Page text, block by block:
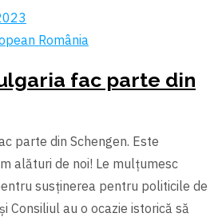
România
fac parte din
parte din Schengen. Este
alături de noi! Le mulțumesc
susținerea pentru politicile de
Consiliul au o ocazie istorică să